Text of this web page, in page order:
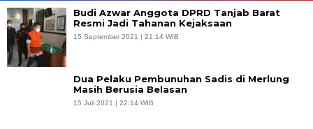
Budi Azwar Anggota DPRD Tanjab Barat
Resmi Jadi Tahanan Kejaksaan
15 September 2021 | 21:14 WIB
Dua Pelaku Pembunuhan Sadis di Merlung
Masih Berusia Belasan
15 Juli 2021 | 22:14 WIB